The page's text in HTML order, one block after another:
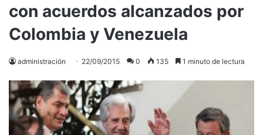
con acuerdos alcanzados por
Colombia y Venezuela
administración 22/09/2015 0 135 1 minuto de lectura